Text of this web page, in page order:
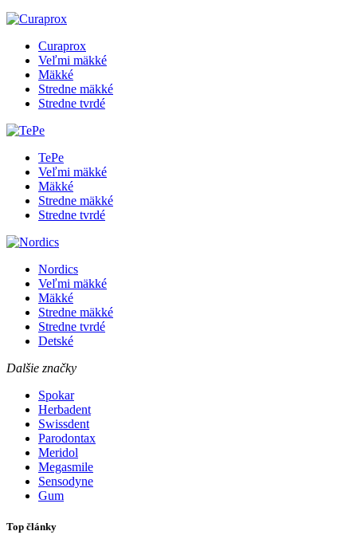
Curaprox
Veľmi mäkké
Mäkké
Stredne mäkké
Stredne tvrdé
TePe
Veľmi mäkké
Mäkké
Stredne mäkké
Stredne tvrdé
Nordics
Veľmi mäkké
Mäkké
Stredne mäkké
Stredne tvrdé
Detské
Dalšie značky
Spokar
Herbadent
Swissdent
Parodontax
Meridol
Megasmile
Sensodyne
Gum
Top články